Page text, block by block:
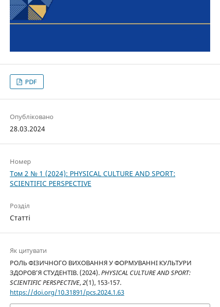
PDF
Опубліковано
28.03.2024
Номер
Том 2 № 1 (2024): PHYSICAL CULTURE AND SPORT:
SCIENTIFIC PERSPECTIVE
Розділ
Статті
Як цитувати
РОЛЬ ФІЗИЧНОГО ВИХОВАННЯ У ФОРМУВАННІ КУЛЬТУРИ
ЗДОРОВ’Я СТУДЕНТІВ. (2024).PHYSICAL CULTURE AND SPORT:
SCIENTIFIC PERSPECTIVE,2(1), 153-157.
https://doi.org/10.31891/pcs.2024.1.63